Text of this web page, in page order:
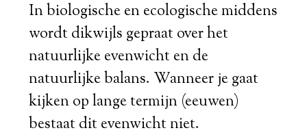
In biologische en ecologische middens
wordt dikwijls gepraat over het
natuurlijke evenwicht en de
natuurlijke balans. Wanneer je gaat
kijken op lange termijn (eeuwen)
bestaat dit evenwicht niet.